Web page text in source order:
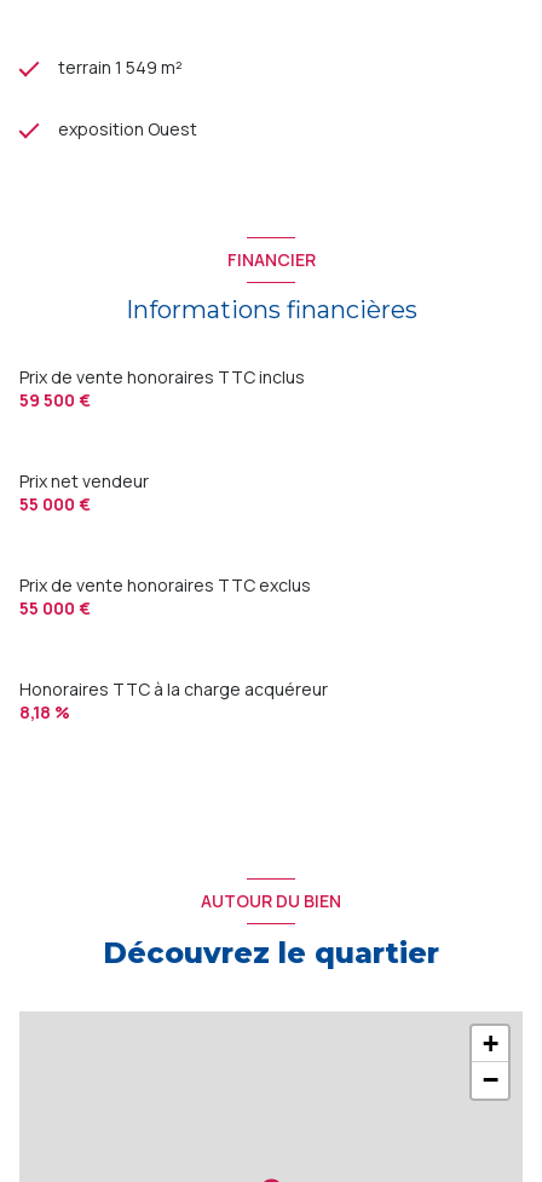
terrain 1 549 m²
exposition Ouest
FINANCIER
Informations financières
Prix de vente honoraires TTC inclus
59 500 €
Prix net vendeur
55 000 €
Prix de vente honoraires TTC exclus
55 000 €
Honoraires TTC à la charge acquéreur
8,18 %
AUTOUR DU BIEN
Découvrez le quartier
+
−